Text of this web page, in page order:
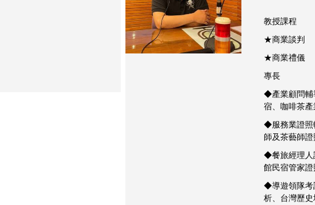
教授課程
★商業談判
★商業禮儀
專長
◆產業顧問輔
宿、咖啡茶
◆服務業證照
師及茶藝師證
◆餐旅經理人
館民宿管家證
◆導遊領隊考
析、台灣歷史